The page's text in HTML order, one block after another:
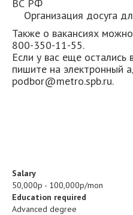
ВС РФ
Организация досуга
Также о вакансиях
800-350-11-55.
Если у вас еще остались
пишите на электронный
podbor@metro.spb.ru.
Salary
50,000р - 100,000р/mon
Education required
Advanced degree